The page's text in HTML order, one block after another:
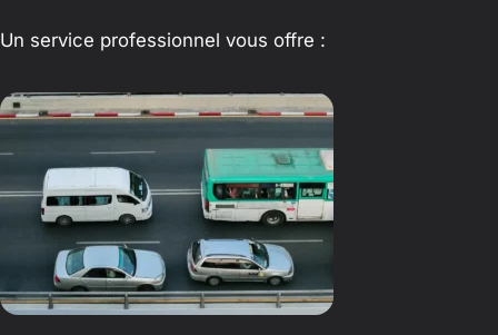
Un service professionnel vous offre :